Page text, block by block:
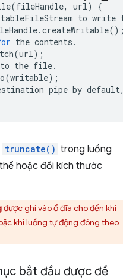
(fileHandle, url)
{
to write
.createWritable
the contents .
(url);
the file.
(writable);
pipe by default
truncate() trong luồng
hoặc đổi kích thước
được ghi vào ổ đĩa cho đến khi
khi luồng tự động đóng theo
bắt đầu được đề